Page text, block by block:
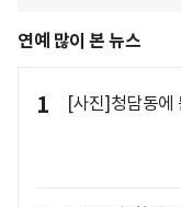
연예 많이 본 뉴스
1 [사진]청담동에